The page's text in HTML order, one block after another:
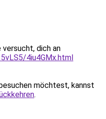
dich an
4iu4GMx.html
möchtest, kannst
.